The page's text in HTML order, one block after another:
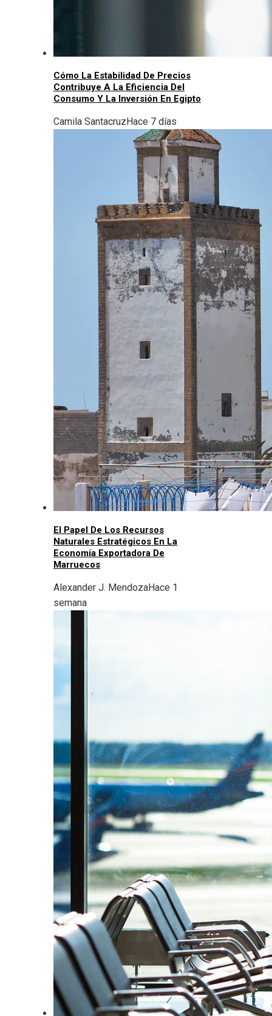
Cómo La Estabilidad De Precios
Contribuye A La Eficiencia Del
Consumo Y La Inversión En Egipto
Camila Santacruz Hace 7 días
El Papel De Los Recursos
Naturales Estratégicos En La
Economía Exportadora De
Marruecos
Alexander J. MendozaHace 1
semana